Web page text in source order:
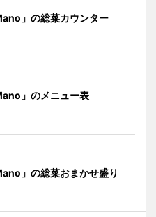
」の総菜カウンター
」のメニュー表
」の総菜おまかせ盛り